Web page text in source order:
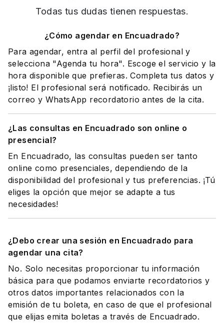
Todas tus dudas tienen respuestas.
¿Cómo agendar en Encuadrado?
Para agendar, entra al perfil del profesional y
selecciona "Agenda tu hora". Escoge el servicio y la
hora disponible que prefieras. Completa tus datos y
¡listo! El profesional será notificado. Recibirás un
correo y WhatsApp recordatorio antes de la cita.
¿Las consultas en Encuadrado son online o
presencial?
En Encuadrado, las consultas pueden ser tanto
online como presenciales, dependiendo de la
disponibilidad del profesional y tus preferencias. ¡Tú
eliges la opción que mejor se adapte a tus
necesidades!
¿Debo crear una sesión en Encuadrado para
agendar una cita?
No. Solo necesitas proporcionar tu información
básica para que podamos enviarte recordatorios y
otros datos importantes relacionados con la
emisión de tu boleta, en caso de que el profesional
que elijas emita boletas a través de Encuadrado.